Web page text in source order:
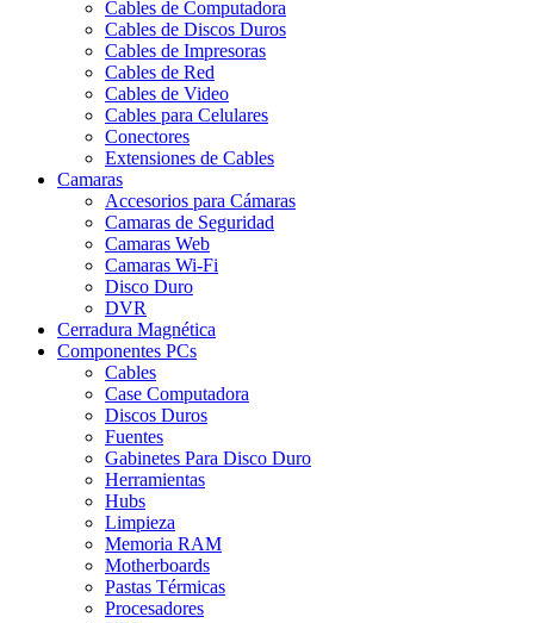
Cables de Computadora
Cables de Discos Duros
Cables de Impresoras
Cables de Red
Cables de Video
Cables para Celulares
Conectores
Extensiones de Cables
Camaras
Accesorios para Cámaras
Camaras de Seguridad
Camaras Web
Camaras Wi-Fi
Disco Duro
DVR
Cerradura Magnética
Componentes PCs
Cables
Case Computadora
Discos Duros
Fuentes
Gabinetes Para Disco Duro
Herramientas
Hubs
Limpieza
Memoria RAM
Motherboards
Pastas Térmicas
Procesadores